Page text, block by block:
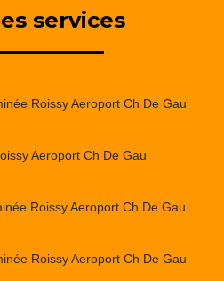
services
Roissy Aeroport Ch De Gau
Aeroport Ch De Gau
Roissy Aeroport Ch De Gau
Roissy Aeroport Ch De Gau